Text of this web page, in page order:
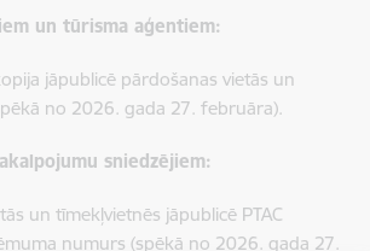
un tūrisma aģentiem:
jāpublicē pārdošanas vietās un
no 2026. gada 27. februāra).
sniedzējiem:
un tīmekļvietnēs jāpublicē PTAC
numurs (spēkā no 2026. gada 27.